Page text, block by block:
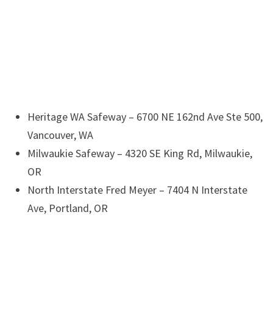
Heritage WA Safeway – 6700 NE 162nd Ave Ste 500,
Vancouver, WA
Milwaukie Safeway – 4320 SE King Rd, Milwaukie,
OR
North Interstate Fred Meyer – 7404 N Interstate
Ave, Portland, OR